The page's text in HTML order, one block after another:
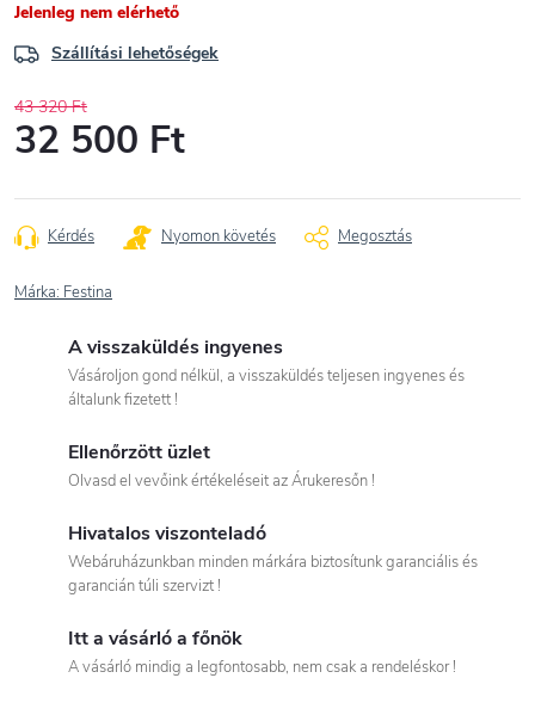
Jelenleg nem elérhető
Szállítási lehetőségek
43 320 Ft
32 500 Ft
Kérdés Nyomon követés Megosztás
Márka: Festina
A visszaküldés ingyenes
Vásároljon gond nélkül, a visszaküldés teljesen ingyenes és
általunk fizetett !
Ellenőrzött üzlet
Olvasd el vevőink értékeléseit az Árukeresőn !
Hivatalos viszonteladó
Webáruházunkban minden márkára biztosítunk garanciális és
garancián túli szervizt !
Itt a vásárló a főnök
A vásárló mindig a legfontosabb, nem csak a rendeléskor !